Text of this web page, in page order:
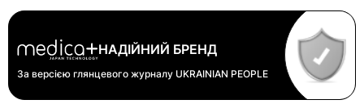
НАДІЙНИЙ БРЕНД
За версією глянцевого журналу UKRAINIAN PEOPLE